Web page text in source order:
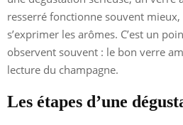
resserré fonctionne souvent
s’exprimer les arômes. C’est un
observent souvent : le bon verre
lecture du champagne.
Les étapes d’une